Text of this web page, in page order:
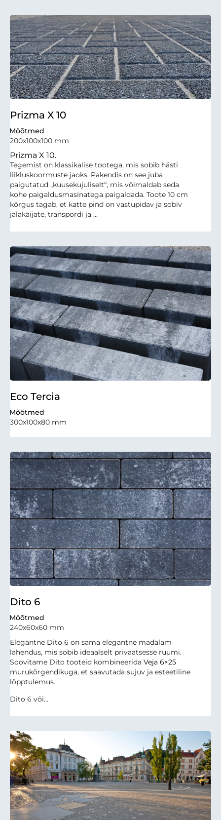
Prizma X 10
Mõõtmed
200x100x100 mm
Prizma X 10.
Tegemist on klassikalise tootega, mis sobib hästi
liikluskoormuste jaoks. Pakendis on see juba
paigutatud „kuusekujuliselt“, mis võimaldab seda
kohe paigaldusmasinatega paigaldada. Toote 10 cm
kõrgus tagab, et katte pind on vastupidav ja sobiv
jalakäijate, transpordi ja ...
Eco Tercia
Mõõtmed
300x100x80 mm
Dito 6
Mõõtmed
240x60x60 mm
Elegantne Dito 6 on sama elegantne madalam
lahendus, mis sobib ideaalselt privaatsesse ruumi.
Soovitame Dito tooteid kombineerida Veja 6×25
murukõrgendikuga, et saavutada sujuv ja esteetiline
lõpptulemus.
Dito 6 või...